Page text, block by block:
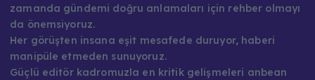
zamanda gündemi doğru anlamaları için rehber olmayı
da önemsiyoruz.
Her görüşten insana eşit mesafede duruyor, haberi
manipüle etmeden sunuyoruz.
Güçlü editör kadromuzla en kritik gelişmeleri anbean